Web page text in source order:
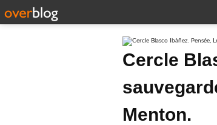
Cercle
Menton.